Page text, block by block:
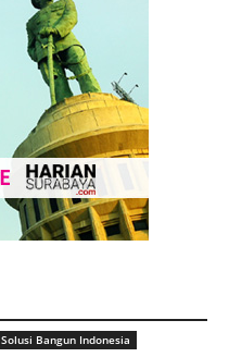
Solusi Bangun Indonesia